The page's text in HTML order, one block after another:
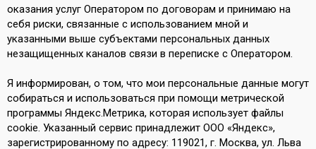
оказания услуг Оператором по договорам и принимаю на
себя риски, связанные с использованием мной и
указанными выше субъектами персональных данных
незащищенных каналов связи в переписке с Оператором.
Я информирован, о том, что мои персональные данные могут
собираться и использоваться при помощи метрической
программы Яндекс.Метрика, которая использует файлы
cookie. Указанный сервис принадлежит ООО «Яндекс»,
зарегистрированному по адресу: 119021, г. Москва, ул. Льва